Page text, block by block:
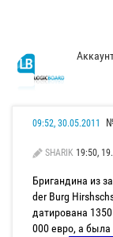
09:52, 30.05.2011
SHARIK 19:50,
Бригандина из
der Burg
датирована
000 евро, а была